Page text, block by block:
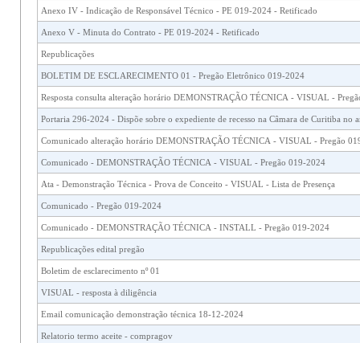
Anexo IV - Indicação de Responsável Técnico - PE 019-2024 - Retificado
Anexo V - Minuta do Contrato - PE 019-2024 - Retificado
Republicações
BOLETIM DE ESCLARECIMENTO 01 - Pregão Eletrônico 019-2024
Resposta consulta alteração
Portaria 296-2024 - Dispõe sobre o expediente de recesso na Câmara de Curitiba no
Comunicado alteração horário DEMONSTRAÇÃO
Comunicado - DEMONSTRAÇÃO TÉCNICA - VISUAL - Pregão 019-2024
Ata - Demonstração Técnica - Prova de Conceito - VISUAL - Lista de Presença
Comunicado - Pregão 019-2024
Comunicado - DEMONSTRAÇÃO TÉCNICA - INSTALL - Pregão 019-2024
Republicações edital pregão
Boletim de esclarecimento nº 01
VISUAL - resposta à diligência
Email comunicação demonstração técnica 18-12-2024
Relatorio termo aceite - compragov